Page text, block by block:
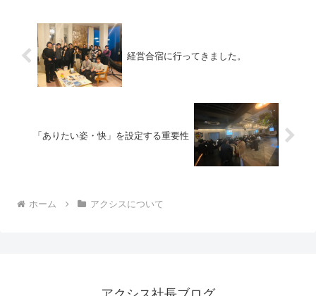
経営合宿に行ってきました。
「ありたい姿・快」を設定する重要性
ホーム アクシスについて